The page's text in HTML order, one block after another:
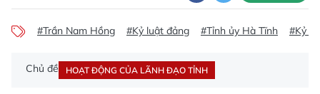
#Trần Nam Hồng #Kỷ luật đảng #Tỉnh ủy Hà Tĩnh #Kỷ
Chủ đề HOẠT ĐỘNG CỦA LÃNH ĐẠO TỈNH